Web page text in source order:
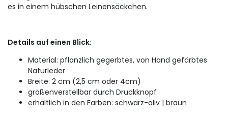
es in einem hübschen Leinensäckchen.
Details auf einen Blick:
Material: pflanzlich gegerbtes, von Hand gefärbtes
Naturleder
Breite: 2 cm (2,5 cm oder 4cm)
größenverstellbar durch Druckknopf
erhältlich in den Farben: schwarz-oliv | braun